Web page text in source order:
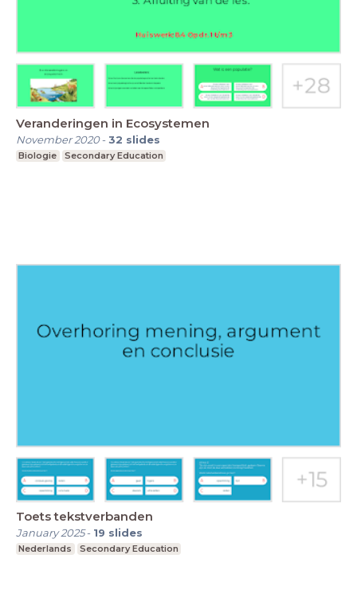
Veranderingen in Ecosystemen
November 2020-32 slides
Biologie Secondary Education
Toets tekstverbanden
January 2025- 19 slides
Nederlands Secondary Education